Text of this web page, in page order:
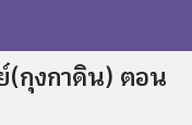
กุงกาดิน) ตอน